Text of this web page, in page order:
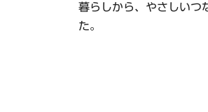
暮らしから、やさしい
た。